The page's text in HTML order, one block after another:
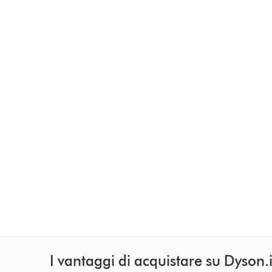
I vantaggi di acquistare su